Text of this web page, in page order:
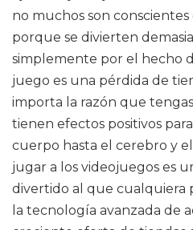
no muchos son
porque se divierten
simplemente por el hecho
juego es una pérdida de
importa la razón que
tienen efectos positivos
cuerpo hasta el cerebro y
jugar a los videojuegos es
divertido al que cualquiera
la tecnología avanzada de